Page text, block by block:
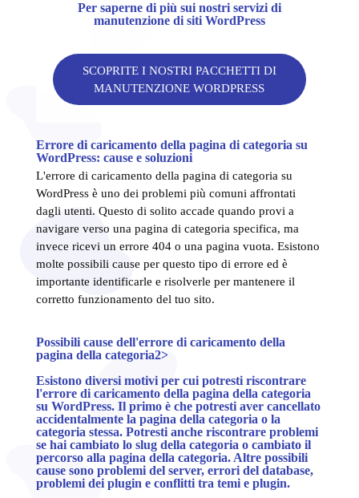
Per saperne di più sui nostri servizi di
manutenzione di siti WordPress
SCOPRITE I NOSTRI PACCHETTI DI
MANUTENZIONE WORDPRESS
Errore di caricamento della pagina di categoria su
WordPress: cause e soluzioni
L'errore di caricamento della pagina di categoria su
WordPress è uno dei problemi più comuni affrontati
dagli utenti. Questo di solito accade quando provi a
navigare verso una pagina di categoria specifica, ma
invece ricevi un errore 404 o una pagina vuota. Esistono
molte possibili cause per questo tipo di errore ed è
importante identificarle e risolverle per mantenere il
corretto funzionamento del tuo sito.
Possibili cause dell'errore di caricamento della
pagina della categoria2>
Esistono diversi motivi per cui potresti riscontrare
l'errore di caricamento della pagina della categoria
su WordPress. Il primo è che potresti aver cancellato
accidentalmente la pagina della categoria o la
categoria stessa. Potresti anche riscontrare problemi
se hai cambiato lo slug della categoria o cambiato il
percorso alla pagina della categoria. Altre possibili
cause sono problemi del server, errori del database,
problemi dei plugin e conflitti tra temi e plugin.